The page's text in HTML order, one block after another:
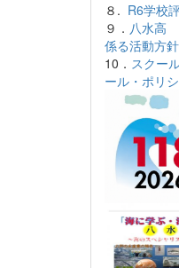
８. R6学校
９． 八水高
係る活動方
10． スクー
ール・ポリ